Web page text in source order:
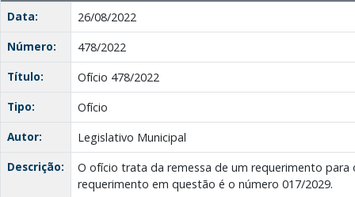
Data:
26/08/2022
Número:
478/2022
Título:
Ofício 478/2022
Tipo:
Ofício
Autor:
Legislativo Municipal
Descrição:
O ofício trata da remessa de um requerimento para
requerimento em questão é o número 017/2029.